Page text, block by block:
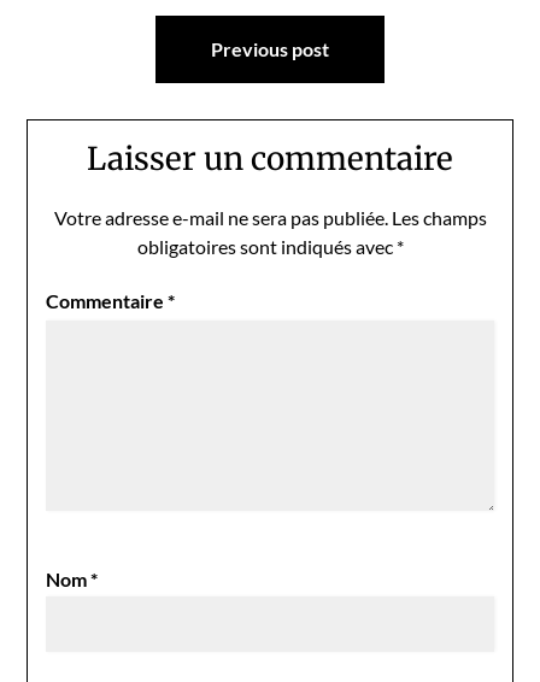
Navigation
Previous post
Laisser un commentaire
Votre adresse e-mail ne sera pas publiée. Les champs
obligatoires sont indiqués avec *
Commentaire*
Nom*